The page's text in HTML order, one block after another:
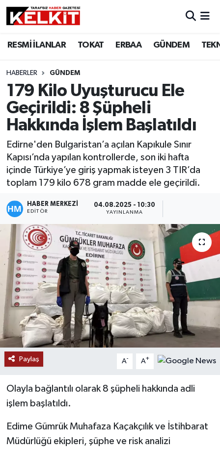
RESMİ İLANLAR TOKAT ERBAA GÜNDEM
HABERLER GÜNDEM
179 Kilo Uyuşturucu Ele
Geçirildi: 8 Şüpheli
Hakkında İşlem Başlatıldı
Edirne'den Bulgaristan’a açılan Kapıkule Sınır
Kapısı’nda yapılan kontrollerde, son iki hafta
içinde Türkiye’ye giriş yapmak isteyen 3 TIR’da
toplam 179 kilo 678 gram madde ele geçirildi.
HABER MERKEZİ
EDITÖR
04.08.2025 - 10:30
YAYINLANMA
Paylaş A- A+
Olayla bağlantılı olarak 8 şüpheli hakkında adli
işlem başlatıldı.
Edime Gümrük Muhafaza Kaçakçılık ve İstihbarat
Müdürlüğü ekipleri, şüphe ve risk analizi